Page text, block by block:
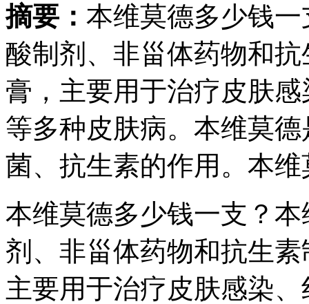
摘要： 本维莫德多少钱
酸制剂、非甾体药物和
膏，主要用于治疗皮肤
等多种皮肤病。本维莫
菌、抗生素的作用。本
本维莫德多少钱一支？
剂、非甾体药物和抗生
主要用于治疗皮肤感染